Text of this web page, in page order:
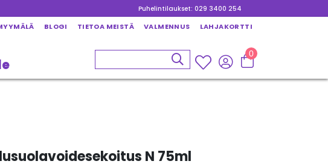
Puhelintilaukset: 029 3400 254
BLOGI TIETOA MEISTÄ VALMENNUS LAHJAKORTTI
0
N 75ml